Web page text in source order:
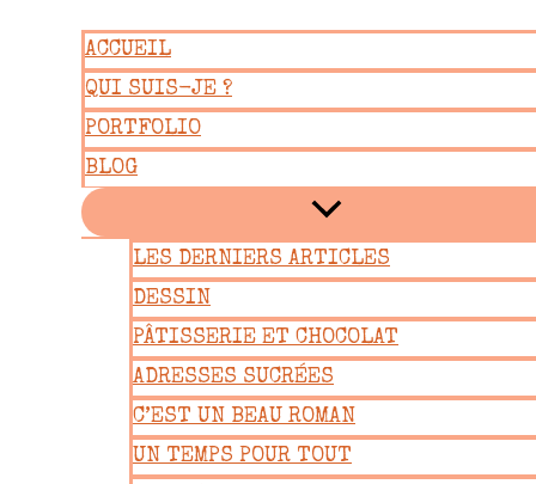
contenu
ACCUEIL
QUI SUIS-JE ?
PORTFOLIO
BLOG
LES DERNIERS ARTICLES
DESSIN
PÂTISSERIE ET CHOCOLAT
ADRESSES SUCRÉES
C’EST UN BEAU ROMAN
UN TEMPS POUR TOUT